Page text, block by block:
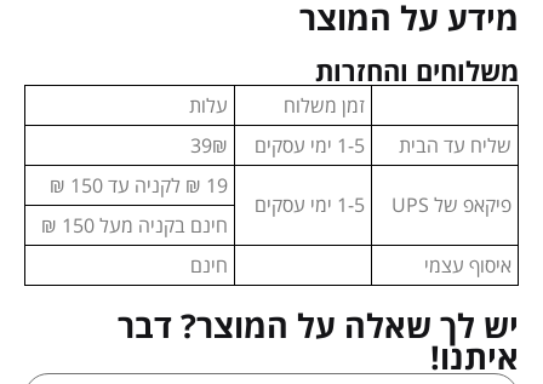
מידע על המוצר
משלוחים והחזרות
זמן משלוח
עלות
שליח עד הבית
1-5 ימי עסקים 39₪
פיקאפ של UPS 1-5 ימי עסקים
19 ₪ לקניה עד 150 ₪
חינם בקניה מעל 150 ₪
איסוף עצמי
חינם
יש לך שאלה על המוצר? דבר
איתנו!